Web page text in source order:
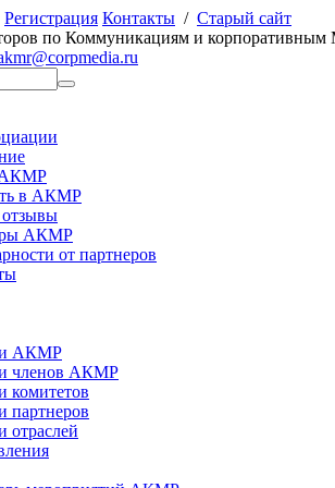
Регистрация Контакты / Старый сайт
по Коммуникациям и корпоративным
в АКМР
АКМР
от партнеров
АКМР
членов АКМР
комитетов
партнеров
отраслей